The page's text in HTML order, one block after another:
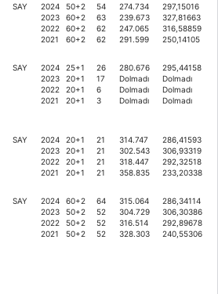
SAY
2024
2023
2022
2021
50+2
60+2
60+2
60+2
54
63
62
62
274.734
239.673
247.065
291.599
297,15016
327,81663
316,58859
250,14105
SAY
2024
2023
2022
2021
25+1
20+1
20+1
20+1
26
17
6
3
280.676
Dolmadı
Dolmadı
Dolmadı
295,44158
Dolmadı
Dolmadı
Dolmadı
SAY
2024
2023
2022
2021
20+1
20+1
20+1
20+1
21
21
21
21
314.747
302.543
318.447
358.835
286,41593
306,93319
292,32518
233,20338
SAY
2024
2023
2022
2021
60+2
50+2
50+2
50+2
64
52
52
52
315.064
304.729
316.514
328.303
286,34114
306,30386
292,89678
240,55306